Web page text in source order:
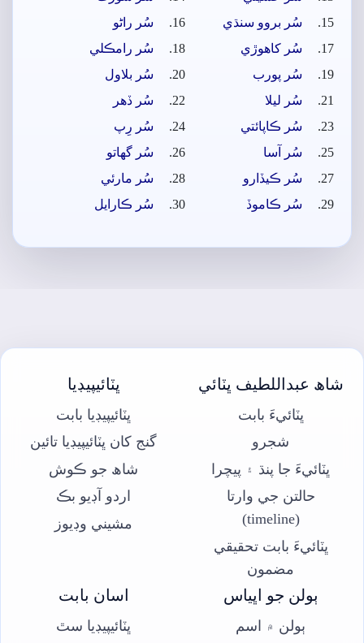
سُر بروو سنڌي
سُر راڻو
سُر کاھوڙي
سُر رامڪلي
سُر پورب
سُر بلاول
سُر ليلا
سُر ڏھر
سُر ڪاپائتي
سُر رِپ
سُر آسا
سُر گهاتو
سُر ڪيڏارو
سُر مارئي
سُر ڪاموڏ
سُر ڪارايل
شاھ عبداللطيف ڀٽائي
ڀٽائيءَ بابت
شجرو
ڀٽائيءَ جا پنڌ ۽ پيچرا
حالتن جي وارتا
(timeline)
ڀٽائيءَ بابت تحقيقي
مضمون
ڀٽائيپيڊيا
ڀٽائيپيڊيا بابت
گنج کان ڀٽائيپيڊيا تائين
شاھ جو ڪوش
اردو آڊيو بڪ
مشيني وڊيوز
ٻولن جو اڀياس
ٻولن ۾ اسم
اسان بابت
ڀٽائيپيڊيا سٿ